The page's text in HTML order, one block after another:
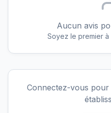
Aucun avis
Soyez le premier
Connectez-vous